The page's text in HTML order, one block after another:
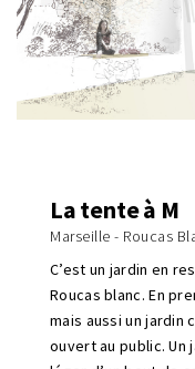
La tente à M
Marseille - Roucas
C’est un jardin en
Roucas blanc. En
mais aussi un
ouvert au public.